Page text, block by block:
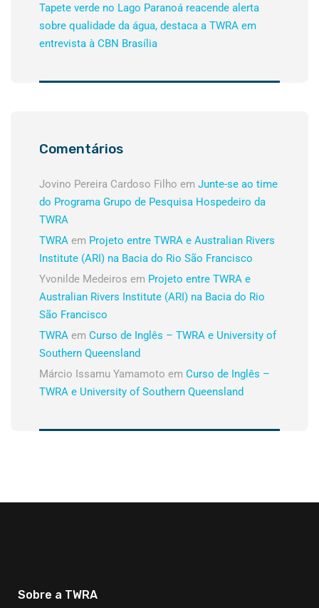
Tapete verde no Lago Paranoá reacende alerta
sobre qualidade da água, destaca a TWRA em
entrevista à CBN Brasília
Comentários
Jovino Pereira Cardoso Filho em Junte-se ao time
do Programa Grupo de Pesquisa Hospedeiro da
TWRA
TWRA em Projeto entre TWRA e Australian Rivers
Institute (ARI) na Bacia do Rio São Francisco
Yvonilde Medeiros em Projeto entre TWRA e
Australian Rivers Institute (ARI) na Bacia do Rio
São Francisco
TWRA em Curso de Inglês – TWRA e University of
Southern Queensland
Márcio Issamu Yamamoto em Curso de Inglês –
TWRA e University of Southern Queensland
Sobre a TWRA